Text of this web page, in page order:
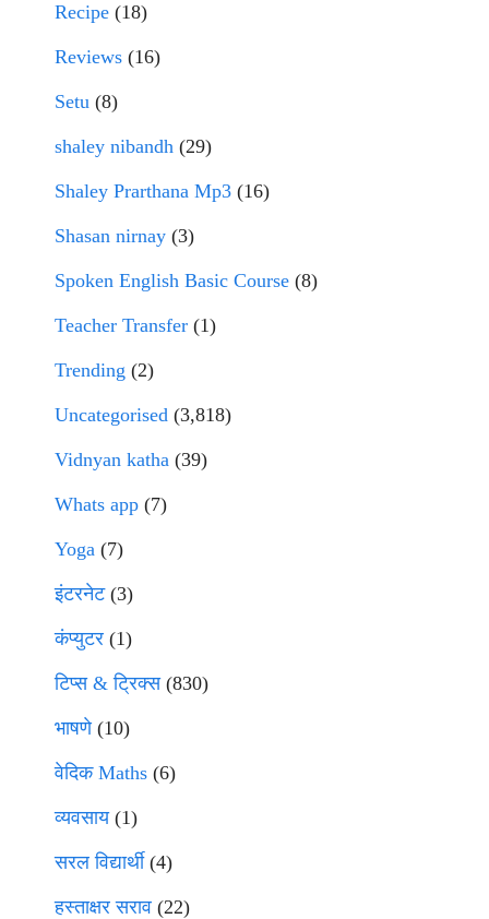
Recipe (18)
Reviews (16)
Setu (8)
shaley nibandh (29)
Shaley Prarthana Mp3 (16)
Shasan nirnay (3)
Spoken English Basic Course (8)
Teacher Transfer (1)
Trending (2)
Uncategorised (3,818)
Vidnyan katha (39)
Whats app (7)
Yoga (7)
इंटरनेट(3)
कंप्युटर (1)
टिप्स & ट्रिक्स(830)
भाषणे(10)
वेदिक Maths (6)
व्यवसाय(1)
सरल विद्यार्थी(4)
हस्ताक्षर सराव (22)